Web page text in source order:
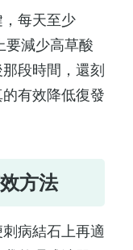
每天至少
要減少高草酸
段時間，還刻
有效降低復發
方法
病結石上再適